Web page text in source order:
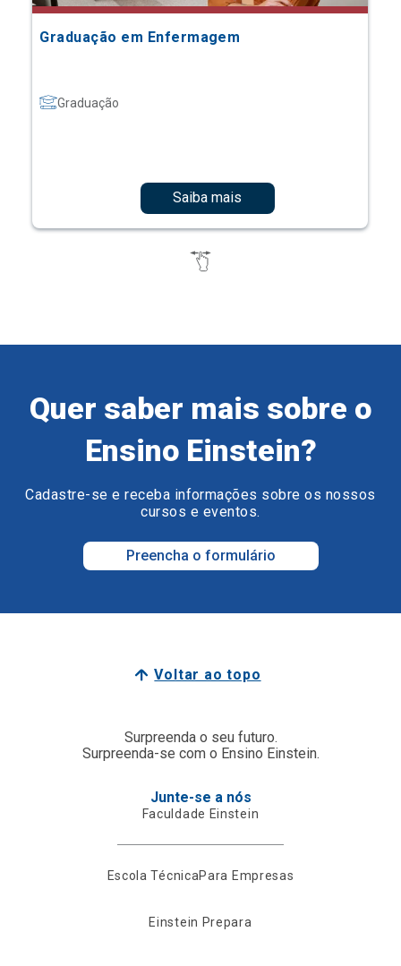
Graduação em Enfermagem
Graduação
Saiba mais
Quer saber mais sobre o
Ensino Einstein?
Cadastre-se e receba informações sobre os nossos
cursos e eventos.
Preencha o formulário
Voltar ao topo
Surpreenda o seu futuro.
Surpreenda-se com o Ensino Einstein.
Junte-se a nós
Faculdade Einstein
Escola TécnicaPara Empresas
Einstein Prepara